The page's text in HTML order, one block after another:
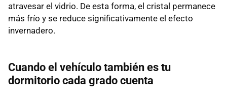
atravesar el vidrio. De esta forma, el cristal permanece
más frío y se reduce significativamente el efecto
invernadero.
Cuando el vehículo también es tu
dormitorio cada grado cuenta